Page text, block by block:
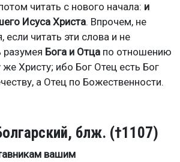
читать с нового начала: и
Исуса Христа. Впрочем, не
если читать эти слова и не
разумея Бога и Отца по отношению
Христу; ибо Бог Отец есть Бог
а Отец по Божественности.
блж. (†1107)
вашим